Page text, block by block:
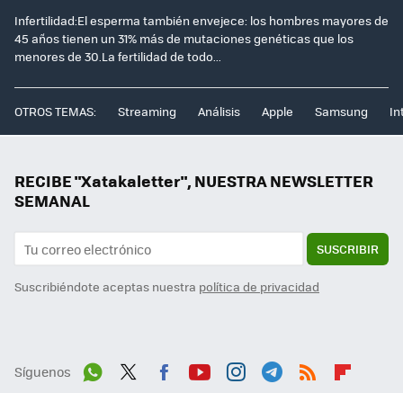
Infertilidad:El esperma también envejece: los hombres mayores de
45 años tienen un 31% más de mutaciones genéticas que los
menores de 30.La fertilidad de todo...
OTROS TEMAS: Streaming Análisis Apple Samsung
RECIBE "Xatakaletter", NUESTRA NEWSLETTER
SEMANAL
SUSCRIBIR
Suscribiéndote aceptas nuestra política de privacidad
Síguenos